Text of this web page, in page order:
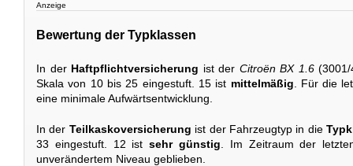
Anzeige
Bewertung der Typklassen
In der Haftpflichtversicherung ist der Citroën BX 1.6(3001/
Skala von 10 bis 25 eingestuft. 15 ist mittelmäßig . Für die
eine minimale Aufwärtsentwicklung.
In der Teilkaskoversicherung ist der Fahrzeugtyp in die
33 eingestuft. 12 istsehr günstig . Im Zeitraum der
unverändertem Niveau geblieben.